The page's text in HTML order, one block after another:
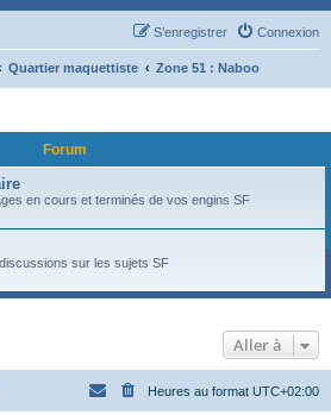
Connexion
S’enregistrer
Quartier maquettiste Zone 51 : Naboo
Forum
en cours et terminés de vos engins SF
sur les sujets SF
Aller à
Heures au format UTC+02:00